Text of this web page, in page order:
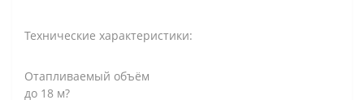
Технические характеристики:
Отапливаемый объём
до 18 м?